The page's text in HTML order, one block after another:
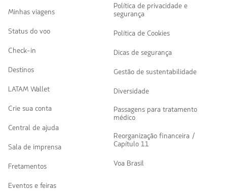
Minhas viagens
Status do voo
Check-in
Destinos
LATAM Wallet
Crie sua conta
Central de ajuda
Sala de imprensa
Fretamentos
Eventos e feiras
Política de privacidade e
segurança
Política de Cookies
Dicas de segurança
Gestão de sustentabilidade
Diversidade
Passagens para tratamento
médico
Reorganização financeira /
Capítulo 11
Voa Brasil